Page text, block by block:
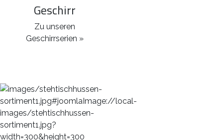
Geschirr
Zu unseren
Geschirrserien »